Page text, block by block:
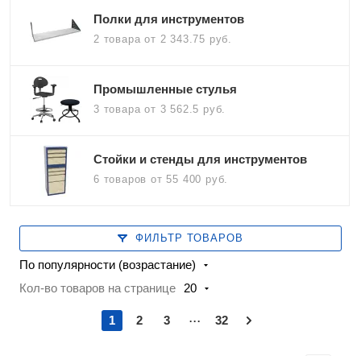
Полки для инструментов
2 товараот 2 343.75 руб.
Промышленные стулья
3 товараот 3 562.5 руб.
Стойки и стенды для инструментов
6 товаров от 55 400 руб.
ФИЛЬТР ТОВАРОВ
По популярности (возрастание)
Кол-во товаров на странице
20
1 2 3 ... 32